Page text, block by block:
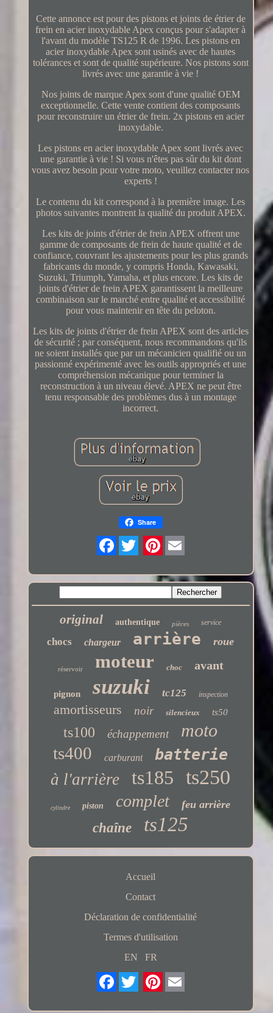
Cette annonce est pour des pistons et joints de étrier de
frein en acier inoxydable Apex conçus pour s'adapter à
l'avant du modèle TS125 R de 1996. Les pistons en
acier inoxydable Apex sont usinés avec de hautes
tolérances et sont de qualité supérieure. Nos pistons sont
livrés avec une garantie à vie !
Nos joints de marque Apex sont d'une qualité OEM
exceptionnelle. Cette vente contient des composants
pour reconstruire un étrier de frein. 2x pistons en acier
inoxydable.
Les pistons en acier inoxydable Apex sont livrés avec
une garantie à vie ! Si vous n'êtes pas sûr du kit dont
vous avez besoin pour votre moto, veuillez contacter nos
experts !
Le contenu du kit correspond à la première image. Les
photos suivantes montrent la qualité du produit APEX.
Les kits de joints d'étrier de frein APEX offrent une
gamme de composants de frein de haute qualité et de
confiance, couvrant les ajustements pour les plus grands
fabricants du monde, y compris Honda, Kawasaki,
Suzuki, Triumph, Yamaha, et plus encore. Les kits de
joints d'étrier de frein APEX garantissent la meilleure
combinaison sur le marché entre qualité et accessibilité
pour vous maintenir en tête du peloton.
Les kits de joints d'étrier de frein APEX sont des articles
de sécurité ; par conséquent, nous recommandons qu'ils
ne soient installés que par un mécanicien qualifié ou un
passionné expérimenté avec les outils appropriés et une
compréhension mécanique pour terminer la
reconstruction à un niveau élevé. APEX ne peut être
tenu responsable des problèmes dus à un montage
incorrect.
Share
original authentique pièces service
chocs chargeur arrière roue
réservoir moteur choc avant
pignon suzuki tc125 inspection
amortisseurs noir silencieux ts50
ts100 échappement moto
ts400 carburant batterie
à l'arrière ts185 ts250
cylindre piston complet feu arrière
chaîne ts125
Accueil
Contact
Déclaration de confidentialité
Termes d'utilisation
EN
FR